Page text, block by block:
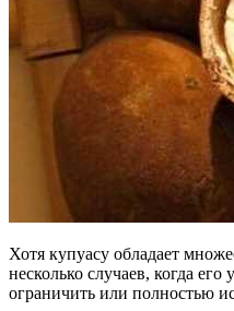
Хотя купуасу обладает
несколько случаев, когда его
ограничить или полностью